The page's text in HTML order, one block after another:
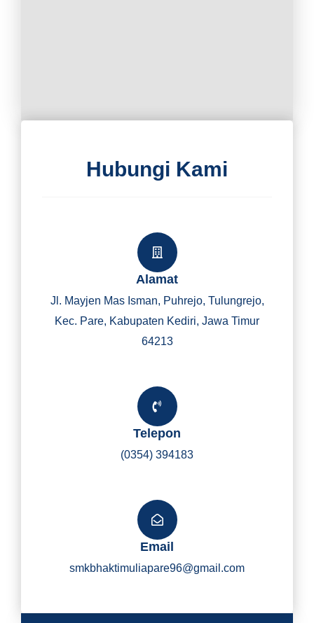
Y
I
Hubungi Kami
Alamat
Jl. Mayjen Mas Isman, Puhrejo, Tulungrejo,
Kec. Pare, Kabupaten Kediri, Jawa Timur
64213
Telepon
(0354) 394183
Email
smkbhaktimuliapare96@gmail.com